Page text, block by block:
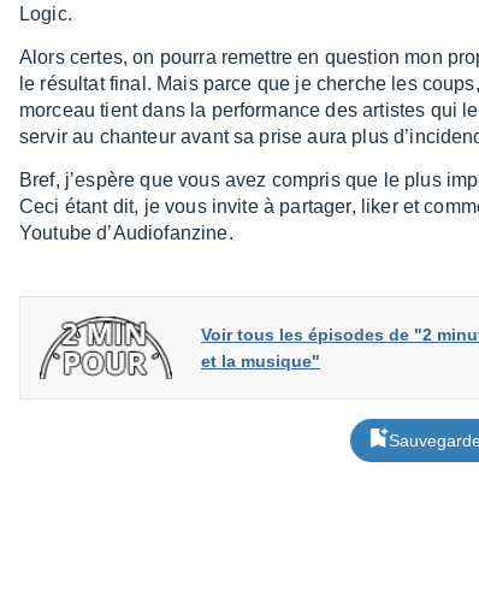
Logic.
Alors certes, on pourra remettre en ques­tion mon
le résul­tat final. Mais parce que je cherche les
morceau tient dans la perfor­mance des artistes qui
servir au chan­teur avant sa prise aura plus
Bref, j’es­père que vous avez compris que le plus
Ceci étant dit, je vous invite à parta­ger, liker et
Youtube d’Au­dio­fan­zine.
Voir tous les épisodes de "2
et la musique"